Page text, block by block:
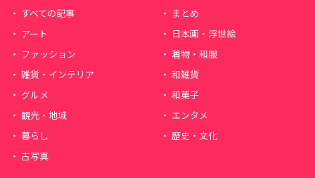
すべての記事
まとめ
アート
日本画・浮世絵
ファッション
着物・和服
雑貨・インテリア
和雑貨
グルメ
和菓子
観光・地域
エンタメ
暮らし
歴史・文化
古写真